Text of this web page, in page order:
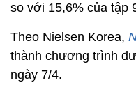
so với 15,6% của tập
Theo Nielsen Korea,
thành chương trình
ngày 7/4.